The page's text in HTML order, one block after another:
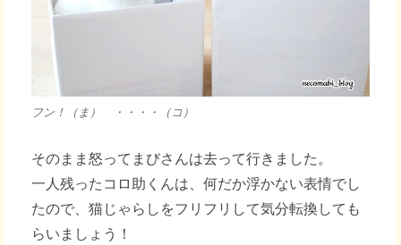
フン！（ま） ・・・・（コ）
そのまま怒ってまびさんは去って行きました。
一人残ったコロ助くんは、何だか浮かない表情でし
たので、猫じゃらしをフリフリして気分転換しても
らいましょう！